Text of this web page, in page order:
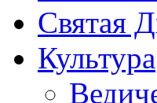
Святая
Культура